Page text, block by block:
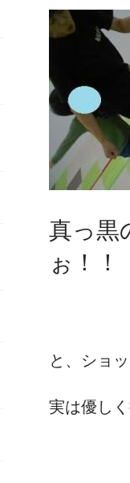
真っ黒
ぉ！！
と、ショ
実は優し